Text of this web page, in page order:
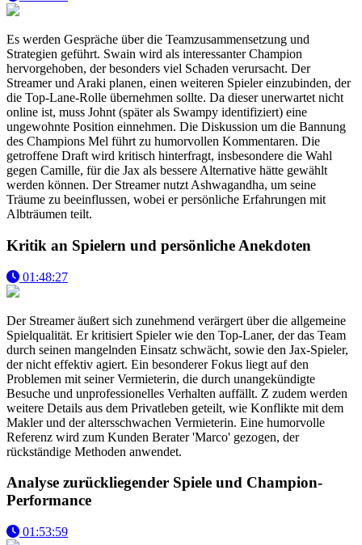
Es werden Gespräche über die Teamzusammensetzung und
Strategien geführt. Swain wird als interessanter Champion
hervorgehoben, der besonders viel Schaden verursacht. Der
Streamer und Araki planen, einen weiteren Spieler einzubinden, der
die Top-Lane-Rolle übernehmen sollte. Da dieser unerwartet nicht
online ist, muss Johnt (später als Swampy identifiziert) eine
ungewohnte Position einnehmen. Die Diskussion um die Bannung
des Champions Mel führt zu humorvollen Kommentaren. Die
getroffene Draft wird kritisch hinterfragt, insbesondere die Wahl
gegen Camille, für die Jax als bessere Alternative hätte gewählt
werden können. Der Streamer nutzt Ashwagandha, um seine
Träume zu beeinflussen, wobei er persönliche Erfahrungen mit
Albträumen teilt.
Kritik an Spielern und persönliche Anekdoten
01:48:27
Der Streamer äußert sich zunehmend verärgert über die allgemeine
Spielqualität. Er kritisiert Spieler wie den Top-Laner, der das Team
durch seinen mangelnden Einsatz schwächt, sowie den Jax-Spieler,
der nicht effektiv agiert. Ein besonderer Fokus liegt auf den
Problemen mit seiner Vermieterin, die durch unangekündigte
Besuche und unprofessionelles Verhalten auffällt. Z zudem werden
weitere Details aus dem Privatleben geteilt, wie Konflikte mit dem
Makler und der altersschwachen Vermieterin. Eine humorvolle
Referenz wird zum Kunden Berater 'Marco' gezogen, der
rückständige Methoden anwendet.
Analyse zurückliegender Spiele und Champion-
Performance
01:53:59